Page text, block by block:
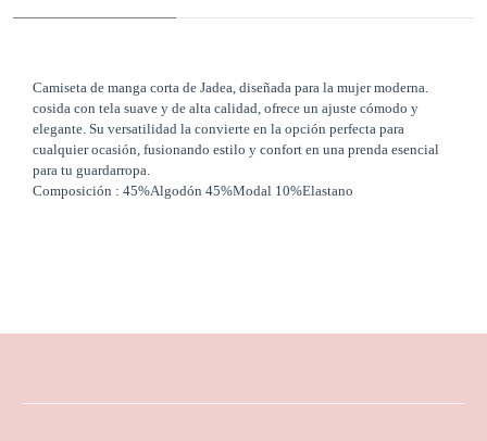
Camiseta de manga corta de Jadea, diseñada para la mujer moderna.
cosida con tela suave y de alta calidad, ofrece un ajuste cómodo y
elegante. Su versatilidad la convierte en la opción perfecta para
cualquier ocasión, fusionando estilo y confort en una prenda esencial
para tu guardarropa.
Composición : 45%Algodón 45%Modal 10%Elastano